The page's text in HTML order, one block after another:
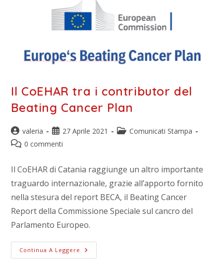
Il CoEHAR tra i contributor del
Beating Cancer Plan
valeria 27 Aprile 2021
Comunicati Stampa
0 commenti
Il CoEHAR di Catania raggiunge un altro importante
traguardo internazionale, grazie all’apporto fornito
nella stesura del report BECA, il Beating Cancer
Report della Commissione Speciale sul cancro del
Parlamento Europeo.
Continua A Leggere